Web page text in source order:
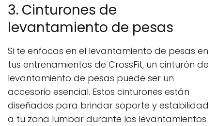
3. Cinturones de
levantamiento de pesas
Si te enfocas en el levantamiento de pesas en
tus entrenamientos de CrossFit, un cinturón de
levantamiento de pesas puede ser un
accesorio esencial. Estos cinturones están
diseñados para brindar soporte y estabilidad
a tu zona lumbar durante los levantamientos